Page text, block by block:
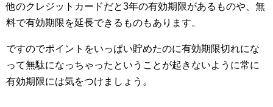
他のクレジットカードだと3年の有効期限があるものや、無
料で有効期限を延長できるものもあります。
ですのでポイントをいっぱい貯めたのに有効期限切れにな
って無駄になっちゃったということが起きないように常に
有効期限には気をつけましょう。